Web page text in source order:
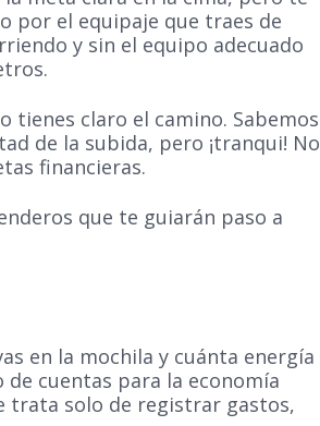
por el equipaje que traes de
y sin el equipo adecuado
tienes claro el camino. Sabemos
de la subida, pero ¡tranqui! No
financieras.
que te guiarán paso a
en la mochila y cuánta energía
cuentas para la economía
trata solo de registrar gastos,